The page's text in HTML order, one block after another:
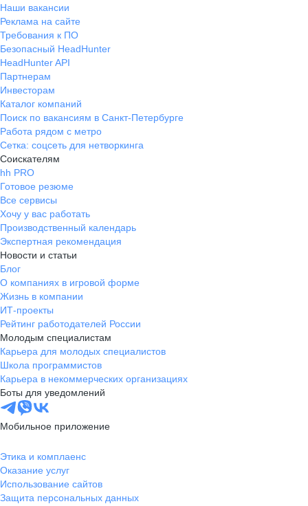
Наши вакансии
Реклама на сайте
Требования к ПО
Безопасный HeadHunter
HeadHunter API
Партнерам
Инвесторам
Каталог компаний
Поиск по вакансиям в Санкт-Петербурге
Работа рядом с метро
Сетка: соцсеть для нетворкинга
Соискателям
hh PRO
Готовое резюме
Все сервисы
Хочу у вас работать
Производственный календарь
Экспертная рекомендация
Новости и статьи
Блог
О компаниях в игровой форме
Жизнь в компании
ИТ-проекты
Рейтинг работодателей России
Молодым специалистам
Карьера для молодых специалистов
Школа программистов
Карьера в некоммерческих организациях
Боты для уведомлений
Мобильное приложение
Этика и комплаенс
Оказание услуг
Использование сайтов
Защита персональных данных